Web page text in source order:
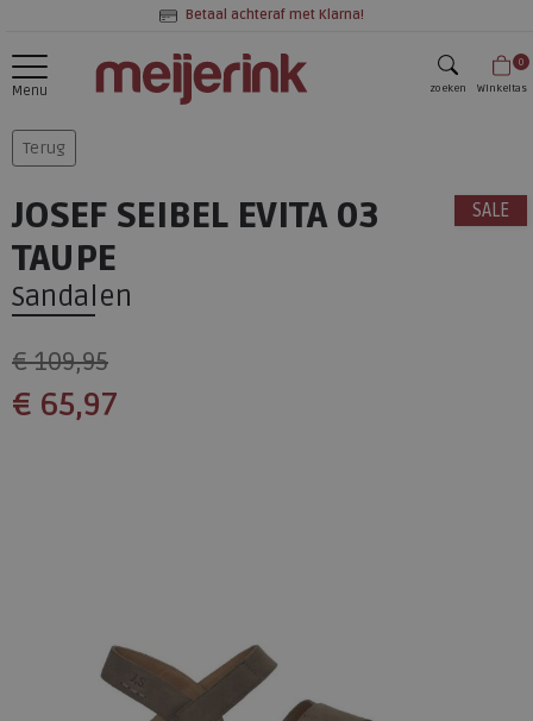
Betaal achteraf met Klarna!
Menu zoeken
0
Winkeltas
Terug
SALE
JOSEF SEIBEL EVITA 03
TAUPE
Sandalen
€ 109,95
€ 65,97